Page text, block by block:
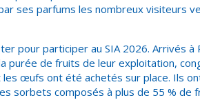
ses parfums les nombreux visiteurs
pour participer au SIA 2026. Arrivés à
purée de fruits de leur exploitation,
les œufs ont été achetés sur place. Ils
sorbets composés à plus de 55 % de